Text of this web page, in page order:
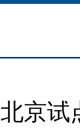
北京试